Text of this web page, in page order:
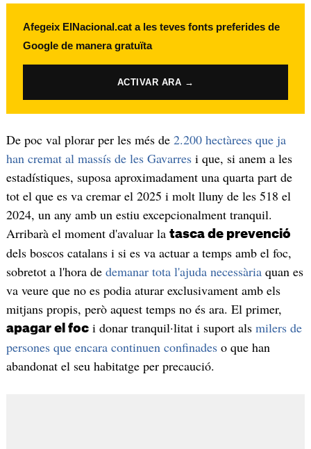
Afegeix ElNacional.cat a les teves fonts preferides de
Google de manera gratuïta
ACTIVAR ARA →
De poc val plorar per les més de 2.200 hectàrees que ja
han cremat al massís de les Gavarresi que, si anem a les
estadístiques, suposa aproximadament una quarta part de
tot el que es va cremar el 2025 i molt lluny de les 518 el
2024, un any amb un estiu excepcionalment tranquil.
Arribarà el moment d'avaluar la tasca de prevenció
dels boscos catalans i si es va actuar a temps amb el foc,
sobretot a l'hora de demanar tota l'ajuda necessàriaquan es
va veure que no es podia aturar exclusivament amb els
mitjans propis, però aquest temps no és ara. El primer,
apagar el foci donar tranquil·litat i suport als milers de
persones que encara continuen confinadeso que han
abandonat el seu habitatge per precaució.